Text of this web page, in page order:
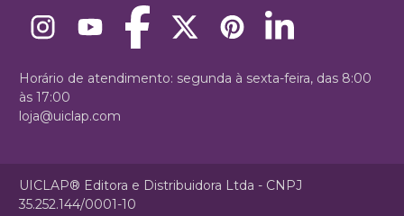
Horário de atendimento: segunda à sexta-feira, das 8:00
às 17:00
loja@uiclap.com
UICLAP® Editora e Distribuidora Ltda - CNPJ
35.252.144/0001-10